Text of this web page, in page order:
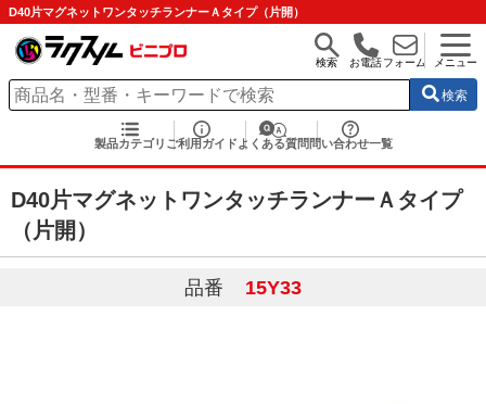
D40片マグネットワンタッチランナーＡタイプ（片開）
検索 お電話フォーム メニュー
検索
製品カテゴリ ご利用ガイド よくある質問 問い合わせ一覧
D40片マグネットワンタッチランナーＡタイプ
（片開）
品番 15Y33